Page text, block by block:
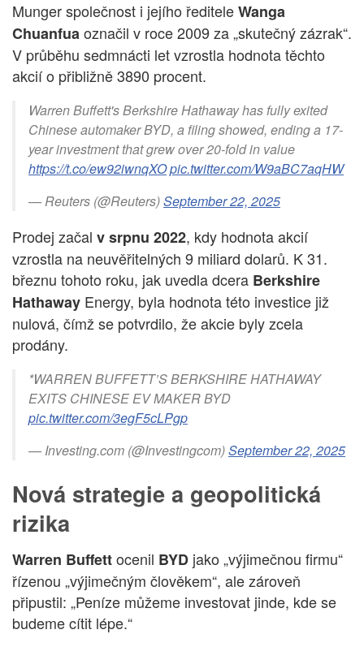
Munger společnost i jejího řediteleWanga
Chuanfuaoznačil v roce 2009 za „skutečný zázrak“.
V průběhu sedmnácti let vzrostla hodnota těchto
akcií o přibližně 3890 procent.
Warren Buffett's Berkshire Hathaway has fully exited
Chinese automaker BYD, a filing showed, ending a 17-
year investment that grew over 20-fold in value
https://t.co/ew92iwnqXOpic.twitter.com/W9aBC7aqHW
— Reuters (@Reuters)September 22, 2025
Prodej začal v srpnu 2022, kdy hodnota akcií
vzrostla na neuvěřitelných 9 miliard dolarů. K 31.
březnu tohoto roku, jak uvedla dcera Berkshire
Hathaway Energy, byla hodnota této investice již
nulová, čímž se potvrdilo, že akcie byly zcela
prodány.
*WARREN BUFFETT’S BERKSHIRE HATHAWAY
EXITS CHINESE EV MAKER BYD
pic.twitter.com/3egF5cLPgp
— Investing.com (@Investingcom)September 22, 2025
Nová strategie a geopolitická
rizika
Warren Buffettocenil BYD jako „výjimečnou firmu“
řízenou „výjimečným člověkem“, ale zároveň
připustil: „Peníze můžeme investovat jinde, kde se
budeme cítit lépe.“